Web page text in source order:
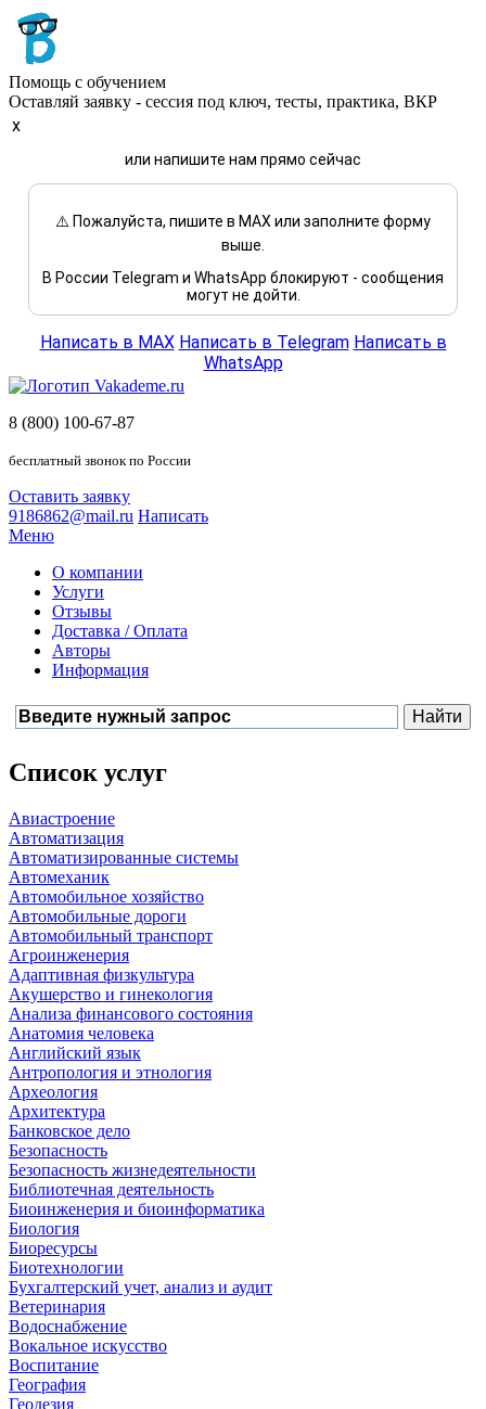
Помощь с обучением
Оставляй заявку - сессия под ключ, тесты, практика, ВКР
x
или напишите нам прямо сейчас
⚠️ Пожалуйста, пишите в MAX или заполните форму
выше.
В России Telegram и WhatsApp блокируют - сообщения
могут не дойти.
Написать в MAX Написать в Telegram Написать в
WhatsApp
8 (800) 100-67-87
бесплатный звонок по России
Оставить заявку
9186862@mail.ru Написать
Меню
О компании
Услуги
Отзывы
Доставка / Оплата
Авторы
Информация
Список услуг
Авиастроение
Автоматизация
Автоматизированные системы
Автомеханик
Автомобильное хозяйство
Автомобильные дороги
Автомобильный транспорт
Агроинженерия
Адаптивная физкультура
Акушерство и гинекология
Анализа финансового состояния
Анатомия человека
Английский язык
Антропология и этнология
Археология
Архитектура
Банковское дело
Безопасность
Безопасность жизнедеятельности
Библиотечная деятельность
Биоинженерия и биоинформатика
Биология
Биоресурсы
Биотехнологии
Бухгалтерский учет, анализ и аудит
Ветеринария
Водоснабжение
Вокальное искусство
Воспитание
География
Геодезия